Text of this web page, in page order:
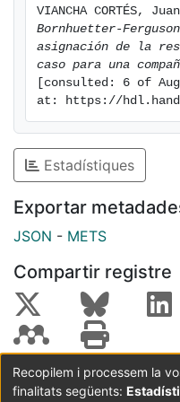
VIANCHA CORTÉS,
Bornhuetter-
asignación de la
caso para una
[consulted: 6 of
at: https://
Estadístiques
Exportar
JSON - METS
Compartir registre
Coordinació:CRAI UB Avís legal
Metadades
Recopilem i processem la
finalitats següents: